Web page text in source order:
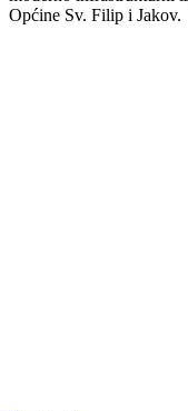
Općine Sv. Filip i Jakov.